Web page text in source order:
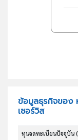
ข้อมูลธุรกิจของ
เซอร์วิส
ทุนจดทะเบียนปัจจุบัน